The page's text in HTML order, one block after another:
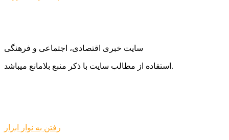
سایت خبری اقتصادی، اجتماعی و فرهنگی
استفاده از مطالب سایت با ذکر منبع بلامانع میباشد.
رفتن به نوار ابزار